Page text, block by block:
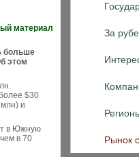
За
Рынок
материал
больше
этом
$30
и
в Южную
в 70